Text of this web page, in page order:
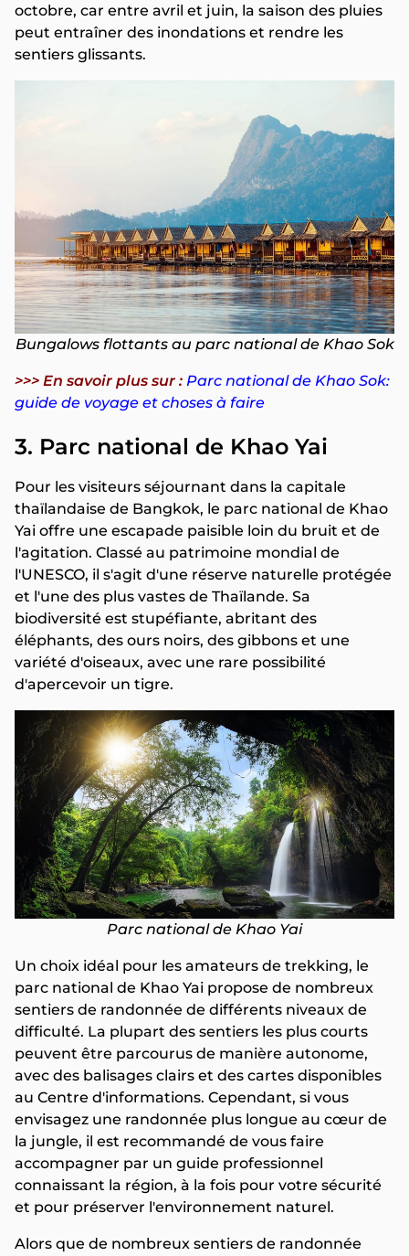
octobre, car entre avril et juin, la saison des pluies
peut entraîner des inondations et rendre les
sentiers glissants.
Bungalows flottants au parc national de Khao Sok
>>> En savoir plus sur : Parc national de Khao Sok:
guide de voyage et choses à faire
3. Parc national de Khao Yai
Pour les visiteurs séjournant dans la capitale
thaïlandaise de Bangkok, le parc national de Khao
Yai offre une escapade paisible loin du bruit et de
l'agitation. Classé au patrimoine mondial de
l'UNESCO, il s'agit d'une réserve naturelle protégée
et l'une des plus vastes de Thaïlande. Sa
biodiversité est stupéfiante, abritant des
éléphants, des ours noirs, des gibbons et une
variété d'oiseaux, avec une rare possibilité
d'apercevoir un tigre.
Parc national de Khao Yai
Un choix idéal pour les amateurs de trekking, le
parc national de Khao Yai propose de nombreux
sentiers de randonnée de différents niveaux de
difficulté. La plupart des sentiers les plus courts
peuvent être parcourus de manière autonome,
avec des balisages clairs et des cartes disponibles
au Centre d'informations. Cependant, si vous
envisagez une randonnée plus longue au cœur de
la jungle, il est recommandé de vous faire
accompagner par un guide professionnel
connaissant la région, à la fois pour votre sécurité
et pour préserver l'environnement naturel.
Alors que de nombreux sentiers de randonnée